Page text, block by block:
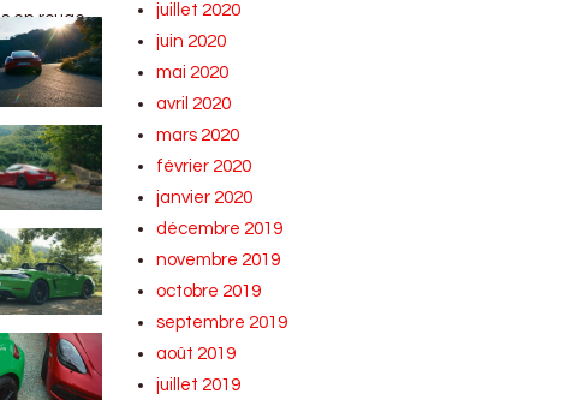
en rouge.
juillet 2020
juin 2020
mai 2020
avril 2020
mars 2020
février 2020
janvier 2020
décembre 2019
novembre 2019
octobre 2019
septembre 2019
août 2019
juillet 2019